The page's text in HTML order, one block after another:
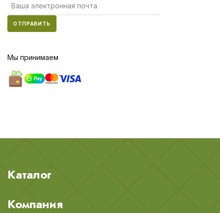
ОТПРАВИТЬ
Мы принимаем
Каталог
Компания